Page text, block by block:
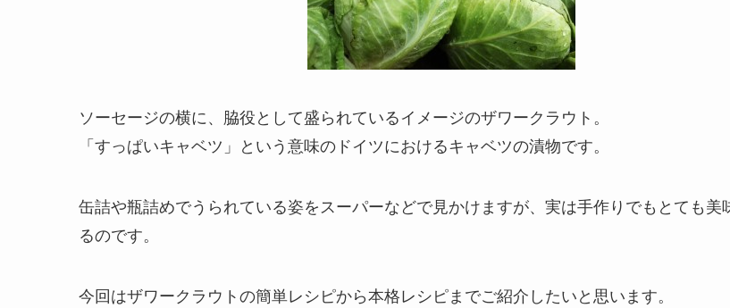
ソーセージの横に、脇役として盛られているイメージのザワークラウト。
「すっぱいキャベツ」という意味のドイツにおけるキャベツの漬物です。
缶詰や瓶詰めでうられている姿をスーパーなどで見かけますが、実は手作りでもとても美
るのです。
今回はザワークラウトの簡単レシピから本格レシピまでご紹介したいと思います。